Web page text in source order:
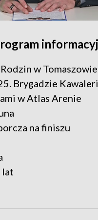
w
Brygadzie
w Atlas Arenie
na finiszu
lat